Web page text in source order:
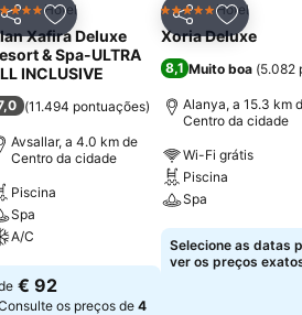
PartilharAdicionar aos favoritos
Hotel
Xafira Deluxe
& Spa-ULTRA
INCLUSIVE
(11.494 pontuações)
Avsallar, a 4.0 km de
Centro da cidade
Piscina
Spa
A/C
preços
€ 92
os preços de 4
Partilhar
5 EstrelasHotel
Xoria Deluxe
8,1 Muito boa (5.082
Alanya, a 15.3 km
Centro da cidade
Wi-Fi grátis
Piscina
Spa
Ver preços
Selecione as datas
ver os preços